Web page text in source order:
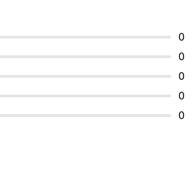
0
0
0
0
0